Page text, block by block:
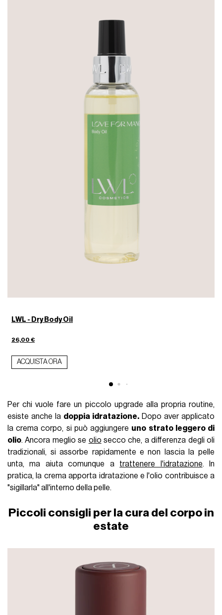
LWL - Dry Body Oil
26,00 €
ACQUISTA ORA
Per chi vuole fare un piccolo upgrade alla propria routine,
esiste anche la doppia idratazione. Dopo aver applicato
la crema corpo, si può aggiungere uno strato leggero di
olio. Ancora meglio se olio secco che, a differenza degli oli
tradizionali, si assorbe rapidamente e non lascia la pelle
unta, ma aiuta comunque a trattenere l'idratazione. In
pratica, la crema apporta idratazione e l'olio contribuisce a
"sigillarla" all'interno della pelle.
Piccoli consigli per la cura del corpo in
estate